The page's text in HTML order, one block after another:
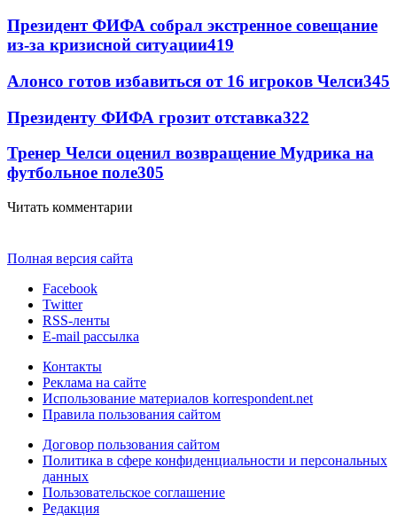
Президент ФИФА собрал экстренное совещание
из-за кризисной ситуации419
Алонсо готов избавиться от 16 игроков Челси345
Президенту ФИФА грозит отставка322
Тренер Челси оценил возвращение Мудрика на
футбольное поле305
Читать комментарии
Полная версия сайта
Facebook
Twitter
RSS-ленты
E-mail рассылка
Контакты
Реклама на сайте
Использование материалов korrespondent.net
Правила пользования сайтом
Договор пользования сайтом
Политика в сфере конфиденциальности и персональных
данных
Пользовательское соглашение
Редакция